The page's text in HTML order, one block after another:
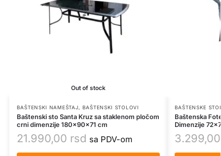
Out of stock
BAŠTENSKI NAMEŠTAJ, BAŠTENSKI STOLOVI
Baštenski sto Santa Kruz sa staklenom pločom
crni dimenzije 180x90x71 cm
21.990,00 rsd sa PDV-om
BAŠTENSKE
Baštenska
Dimenzije